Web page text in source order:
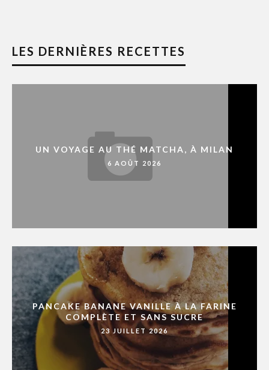
LES DERNIÈRES RECETTES
UN VOYAGE AU THÉ MATCHA, À MILAN
6 AOÛT 2026
PANCAKE BANANE VANILLE À LA FARINE
COMPLÈTE ET SANS SUCRE
23 JUILLET 2026